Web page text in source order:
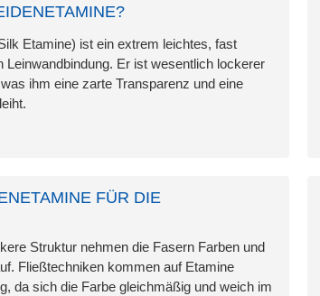
Etamine) ist ein extrem leichtes, fast
Leinwandbindung. Er ist wesentlich lockerer
ihm eine zarte Transparenz und eine
FÜR DIE
Struktur nehmen die Fasern Farben und
Fließtechniken kommen auf Etamine
da sich die Farbe gleichmäßig und weich im